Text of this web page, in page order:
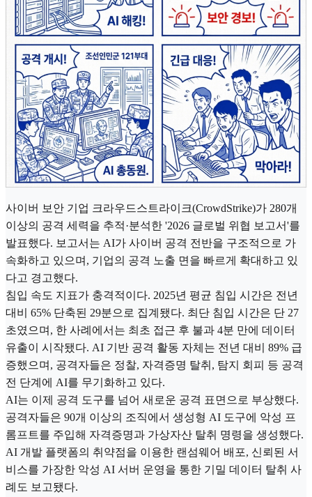
사이버 보안 기업 크라우드스트라이크(CrowdStrike)가 280개
이상의 공격 세력을 추적·분석한 '2026 글로벌 위협 보고서'를
발표했다. 보고서는 AI가 사이버 공격 전반을 구조적으로 가
속화하고 있으며, 기업의 공격 노출 면을 빠르게 확대하고 있
다고 경고했다.
침입 속도 지표가 충격적이다. 2025년 평균 침입 시간은 전년
대비 65% 단축된 29분으로 집계됐다. 최단 침입 시간은 단 27
초였으며, 한 사례에서는 최초 접근 후 불과 4분 만에 데이터
유출이 시작됐다. AI 기반 공격 활동 자체는 전년 대비 89% 급
증했으며, 공격자들은 정찰, 자격증명 탈취, 탐지 회피 등 공격
전 단계에 AI를 무기화하고 있다.
AI는 이제 공격 도구를 넘어 새로운 공격 표면으로 부상했다.
공격자들은 90개 이상의 조직에서 생성형 AI 도구에 악성 프
롬프트를 주입해 자격증명과 가상자산 탈취 명령을 생성했다.
AI 개발 플랫폼의 취약점을 이용한 랜섬웨어 배포, 신뢰된 서
비스를 가장한 악성 AI 서버 운영을 통한 기밀 데이터 탈취 사
례도 보고됐다.